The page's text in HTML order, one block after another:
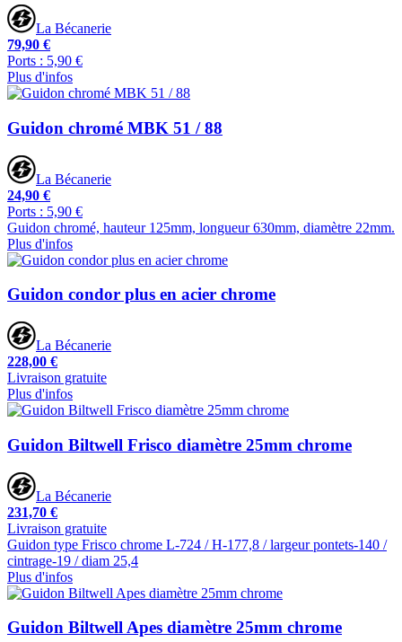
La Bécanerie
79,90 €
Ports : 5,90 €
Plus d'infos
Guidon chromé MBK 51 / 88
La Bécanerie
24,90 €
Ports : 5,90 €
Guidon chromé, hauteur 125mm, longueur 630mm, diamètre 22mm.
Plus d'infos
Guidon condor plus en acier chrome
La Bécanerie
228,00 €
Livraison gratuite
Plus d'infos
Guidon Biltwell Frisco diamètre 25mm chrome
La Bécanerie
231,70 €
Livraison gratuite
Guidon type Frisco chrome L-724 / H-177,8 / largeur pontets-140 /
cintrage-19 / diam 25,4
Plus d'infos
Guidon Biltwell Apes diamètre 25mm chrome